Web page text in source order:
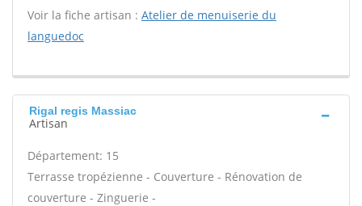
Voir la fiche artisan : Atelier de menuiserie du
languedoc
Rigal regis Massiac
Artisan
Département: 15
Terrasse tropézienne - Couverture - Rénovation de
couverture - Zinguerie -